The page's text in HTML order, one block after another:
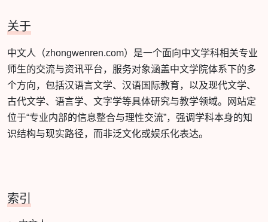
关于
中文人（zhongwenren.com）是一个面向中文学科相关专业
师生的交流与资讯平台，服务对象涵盖中文学院体系下的多
个方向，包括汉语言文学、汉语国际教育，以及现代文学、
古代文学、语言学、文字学等具体研究与教学领域。网站定
位于“专业内部的信息整合与理性交流”，强调学科本身的知
识结构与现实路径，而非泛文化或娱乐化表达。
索引